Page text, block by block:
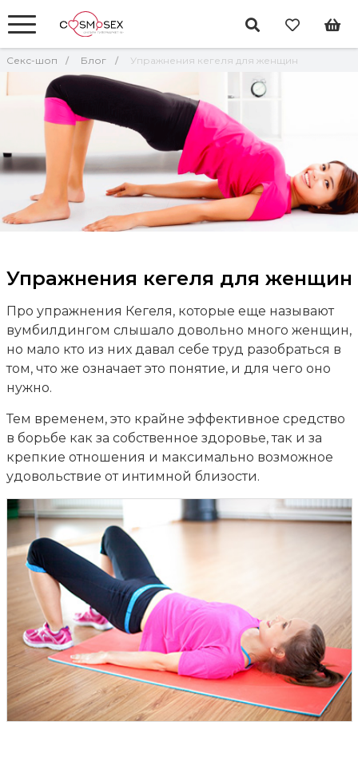
Секс-шоп Блог Упражнения кегеля для женщин
Упражнения кегеля для женщин
Про упражнения Кегеля, которые еще называют
вумбилдингом слышало довольно много женщин,
но мало кто из них давал себе труд разобраться в
том, что же означает это понятие, и для чего оно
нужно.
Тем временем, это крайне эффективное средство
в борьбе как за собственное здоровье, так и за
крепкие отношения и максимально возможное
удовольствие от интимной близости.